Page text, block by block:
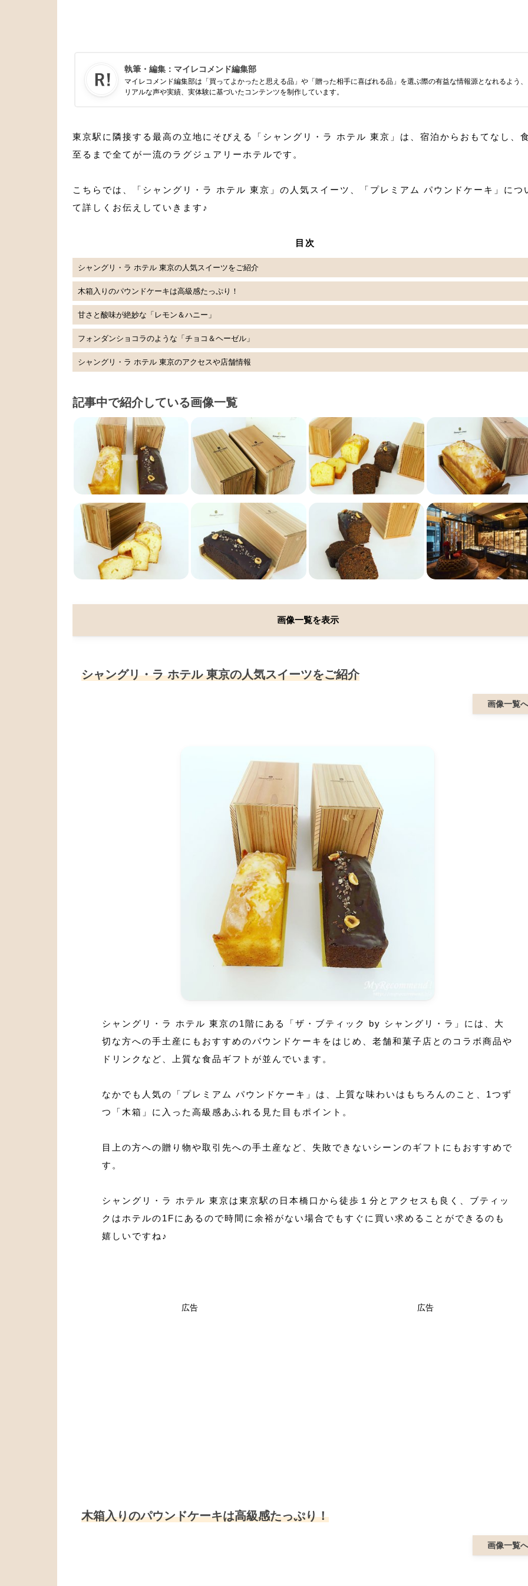
執筆・編集： マイレコメンド編集部
マイレコメンド編集部は「買ってよかったと思える品」や「贈った相手に喜ばれる品」を選ぶ際の有益な情報源となれるよう、
リアルな声や実績、実体験に基づいたコンテンツを制作しています。
東京駅に隣接する最高の立地にそびえる「シャングリ・ラ ホテル 東京」は、宿泊からおもてなし、
至るまで全てが一流のラグジュアリーホテルです。
こちらでは、「シャングリ・ラ ホテル 東京」の人気スイーツ、「プレミアム パウンドケーキ」につ
て詳しくお伝えしていきます♪
目次
シャングリ・ラ ホテル 東京の人気スイーツをご紹介
木箱入りのパウンドケーキは高級感たっぷり！
甘さと酸味が絶妙な「レモン＆ハニー」
フォンダンショコラのような「チョコ＆ヘーゼル」
シャングリ・ラ ホテル 東京のアクセスや店舗情報
記事中で紹介している画像一覧
画像一覧を表示
シャングリ・ラ ホテル 東京の人気スイーツをご紹介
画像一覧へ
シャングリ・ラ ホテル 東京の1階にある「ザ・ブティック by シャングリ・ラ」には、大
切な方への手土産にもおすすめのパウンドケーキをはじめ、老舗和菓子店とのコラボ商品や
ドリンクなど、上質な食品ギフトが並んでいます。
なかでも人気の「プレミアム パウンドケーキ」は、上質な味わいはもちろんのこと、1つず
つ「木箱」に入った高級感あふれる見た目もポイント。
目上の方への贈り物や取引先への手土産など、失敗できないシーンのギフトにもおすすめで
す。
シャングリ・ラ ホテル 東京は東京駅の日本橋口から徒歩１分とアクセスも良く、ブティッ
クはホテルの1Fにあるので時間に余裕がない場合でもすぐに買い求めることができるのも
嬉しいですね♪
広告 広告
木箱入りのパウンドケーキは高級感たっぷり！
画像一覧へ